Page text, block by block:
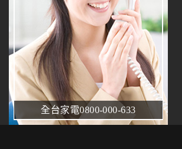
全台家電0800-000-633